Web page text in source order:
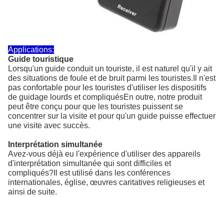
Applications:
Guide touristique
Lorsqu'un guide conduit un touriste, il est naturel qu'il y ait
des situations de foule et de bruit parmi les touristes.Il n'est
pas confortable pour les touristes d'utiliser les dispositifs
de guidage lourds et compliquésEn outre, notre produit
peut être conçu pour que les touristes puissent se
concentrer sur la visite et pour qu'un guide puisse effectuer
une visite avec succès.
Interprétation simultanée
Avez-vous déjà eu l'expérience d'utiliser des appareils
d'interprétation simultanée qui sont difficiles et
compliqués?Il est utilisé dans les conférences
internationales, église, œuvres caritatives religieuses et
ainsi de suite.